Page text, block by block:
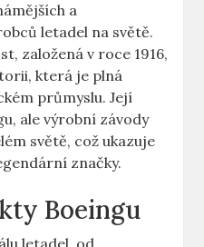
a
⁤letadel na⁢ světě.
založená v roce 1916,
která‍ je plná
průmyslu. ​Její
ale ⁣výrobní závody
světě, ‌což ukazuje
značky.
Boeingu
​letadel, od